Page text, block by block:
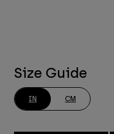
Size Guide
IN CM